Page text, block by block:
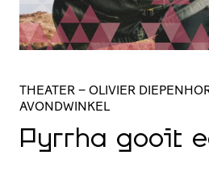
THEATER – OLIVIER
AVONDWINKEL
Pyrrha gooit